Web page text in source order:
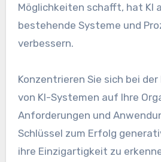
Möglichkeiten schafft, hat KI
bestehende Systeme und
verbessern.
Konzentrieren Sie sich bei
von KI-Systemen auf Ihre
Anforderungen und
Schlüssel zum Erfolg
ihre Einzigartigkeit zu